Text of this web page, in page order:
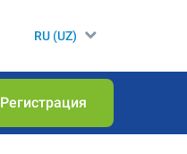
RU (UZ)
Регистрация